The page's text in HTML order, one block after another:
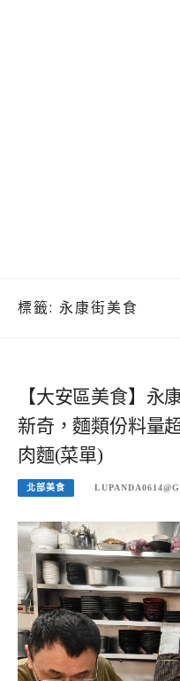
標籤: 永康街美食
【大安區美食】永
新奇，麵類份料量
肉麵(菜單)
北部美食